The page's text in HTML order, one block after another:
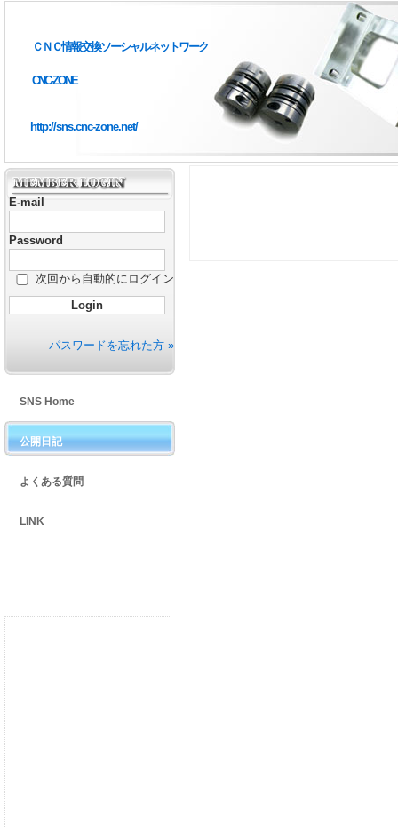
ＣＮＣ情報交換ソーシャルネットワーク
CNC-ZONE
http://sns.cnc-zone.net/
E-mail
Password
次回から自動的にログイン
パスワードを忘れた方 »
SNS Home
公開日記
よくある質問
LINK